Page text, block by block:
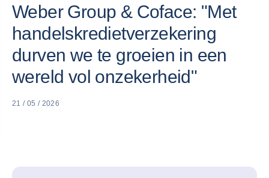
Weber Group & Coface: "Met
handelskredietverzekering
durven we te groeien in een
wereld vol onzekerheid"
21 / 05 / 2026